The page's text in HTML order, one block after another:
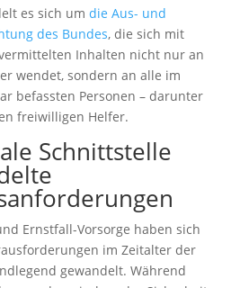
es sich um die Aus- und
des Bundes, die sich mit
Inhalten nicht nur an
wendet, sondern an alle im
befassten Personen – darunter
freiwilligen Helfer.
Schnittstelle
Ernstfall-Vorsorge haben sich
im Zeitalter der
gewandelt. Während